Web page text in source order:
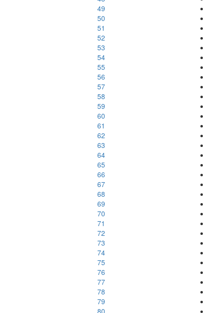
49
50
51
52
53
54
55
56
57
58
59
60
61
62
63
64
65
66
67
68
69
70
71
72
73
74
75
76
77
78
79